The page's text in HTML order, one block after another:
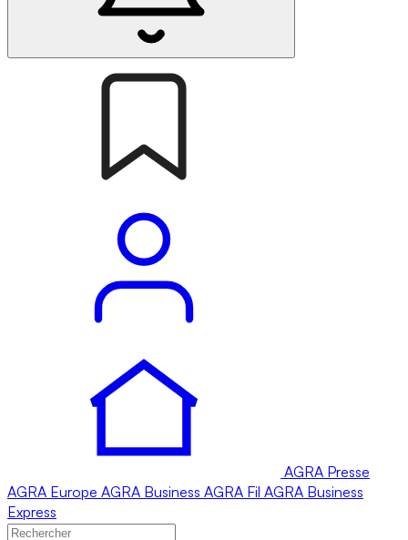
AGRA Presse
AGRA Europe AGRA Business AGRA Fil AGRA Business
Express